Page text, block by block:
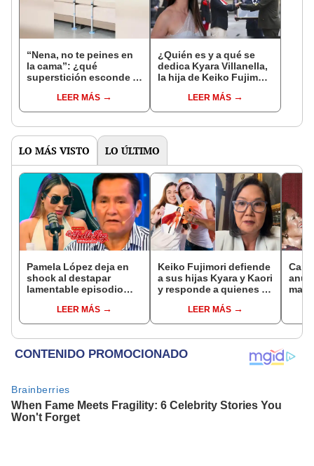
“Nena, no te peines en
la cama”: ¿qué
superstición esconde la
Enanitos Verdes?
LEER MÁS
¿Quién es y a qué se
dedica Kyara Villanella,
la hija de Keiko Fujimori
nivel nacional?
LEER MÁS
LO MÁS VISTO LO ÚLTIMO
Pamela López deja en
shock al destapar
lamentable episodio
de La Bella Luz: "Hasta
el día de hoy ..."
LEER MÁS
Keiko Fujimori defiende
a sus hijas Kyara y Kaori
y responde a quienes la
“No pueden decirme”
LEER MÁS